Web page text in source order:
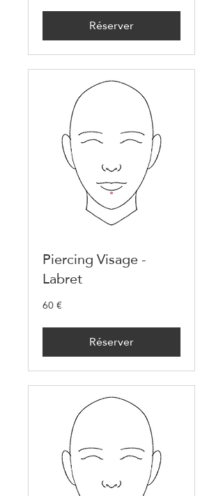
Réserver
Piercing Visage -
Labret
60
euros
60 €
Réserver